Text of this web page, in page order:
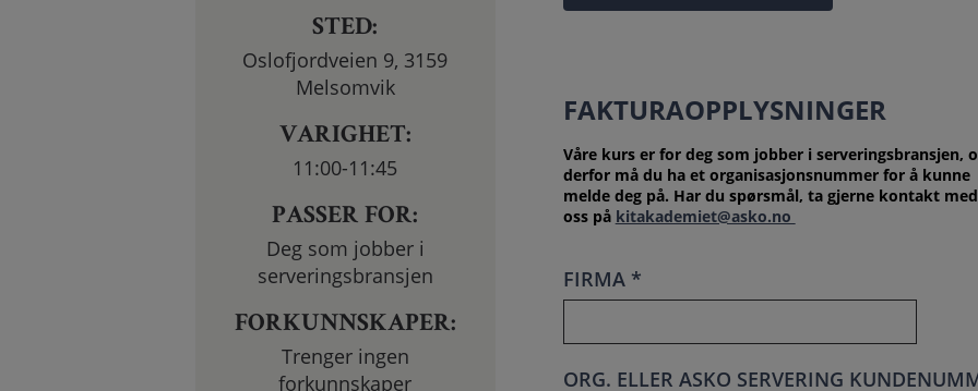
STED:
Oslofjordveien 9, 3159
Melsomvik
VARIGHET:
11:00-11:45
PASSER FOR:
Deg som jobber i
serveringsbransjen
FORKUNNSKAPER:
Trenger ingen
forkunnskaper
FAKTURAOPPLYSNINGER
Våre kurs er for deg som jobber i serveringsbransjen,
derfor må du ha et organisasjonsnummer for å kunne
melde deg på. Har du spørsmål, ta gjerne kontakt med
oss på kitakademiet@asko.no
FIRMA *
ORG. ELLER ASKO SERVERING